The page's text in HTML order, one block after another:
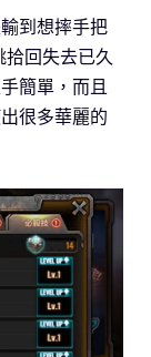
到想摔手把
拾回失去已久
簡單，而且
很多華麗的